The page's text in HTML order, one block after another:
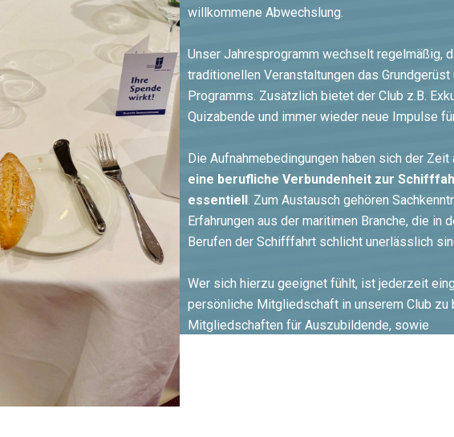
willkommene Abwechslung.
Unser Jahresprogramm wechselt regelmäßig,
traditionellen Veranstaltungen das Grundgerüst
Programms. Zusätzlich bietet der Club z.B.
Quizabende und immer wieder neue Impulse
Die Aufnahmebedingungen haben sich der Zeit
eine berufliche Verbundenheit zur
essentiell. Zum Austausch gehören
Erfahrungen aus der maritimen Branche, die in
Berufen der Schifffahrt schlicht unerlässlich
Wer sich hierzu geeignet fühlt, ist jederzeit
persönliche Mitgliedschaft in unserem Club zu
Mitgliedschaften für Auszubildende, sowie